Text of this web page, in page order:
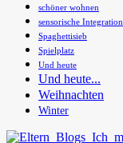
schöner wohnen
sensorische Integration
Spaghettisieb
Spielplatz
Und heute
Und heute...
Weihnachten
Winter